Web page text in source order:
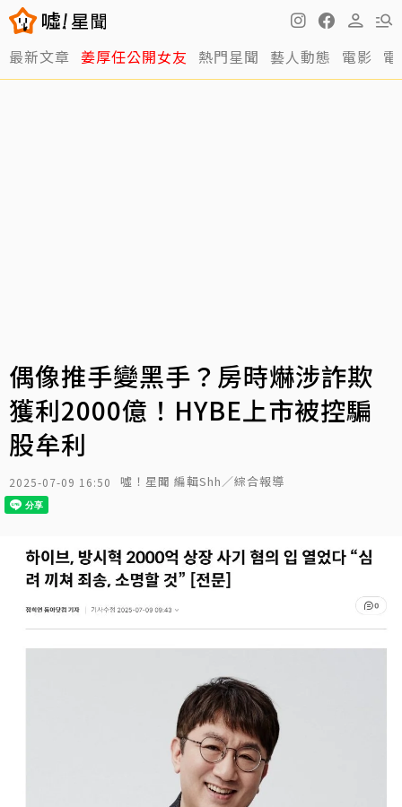
最新文章 姜厚任公開女友 熱門星聞 藝人動態 電影
偶像推手變黑手？房時爀涉詐欺
獲利2000億！HYBE上市被控騙
股牟利
2025-07-09 16:50 噓！星聞 編輯Shh／綜合報導